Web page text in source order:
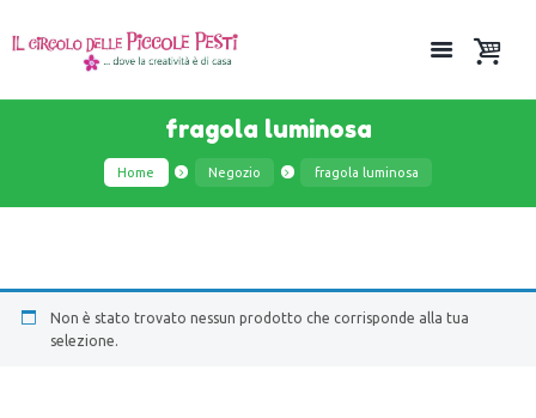
fragola luminosa
Home Negozio fragola luminosa
Non è stato trovato nessun prodotto che corrisponde alla tua
selezione.